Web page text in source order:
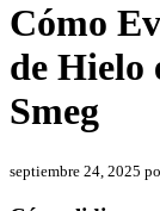
Cómo
de Hielo
Smeg
septiembre 24, 2025